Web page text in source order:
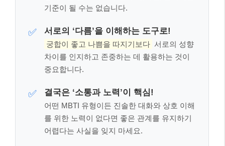
기준이 될 수는 없습니다.
✅ 서로의 ‘다름’을 이해하는 도구로!
궁합이 좋고 나쁨을 따지기보다 서로의 성향
차이를 인지하고 존중하는 데 활용하는 것이
중요합니다.
✅ 결국은 ‘소통과 노력’이 핵심!
어떤 MBTI 유형이든 진솔한 대화와 상호 이해
를 위한 노력이 없다면 좋은 관계를 유지하기
어렵다는 사실을 잊지 마세요.